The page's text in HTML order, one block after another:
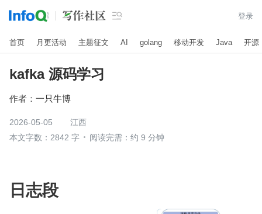
 登录
首页 月更活动 主题征文 AI golang 移动开发 Java 开源
kafka 源码学习
作者： 一只牛博
2026-05-05
江西
本文字数：2842 字
阅读完需：约 9 分钟
日志段